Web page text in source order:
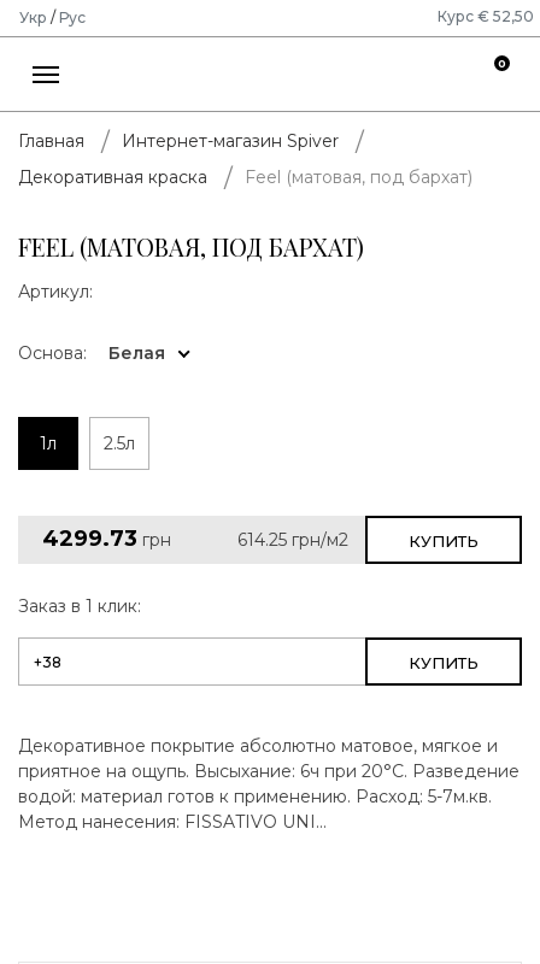
Укр / Рус Курс € 52,50
0
Главная
Интернет-магазин Spiver
Декоративная краска
Feel (матовая, под бархат)
FEEL (МАТОВАЯ, ПОД БАРХАТ)
Артикул:
Основа: Белая
1л 2.5л
4299.73 грн 614.25 грн/м2 КУПИТЬ
Заказ в 1 клик:
КУПИТЬ
Декоративное покрытие абсолютно матовое, мягкое и
приятное на ощупь. Высыхание: 6ч при 20°C. Разведение
водой: материал готов к применению. Расход: 5-7м.кв.
Метод нанесения: FISSATIVO UNI...